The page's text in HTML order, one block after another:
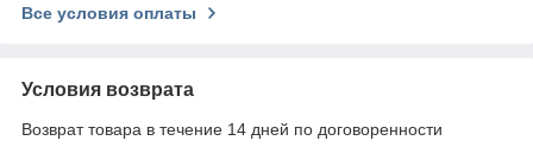
Все условия оплаты
Условия возврата
Возврат товара в течение 14 дней по договоренности